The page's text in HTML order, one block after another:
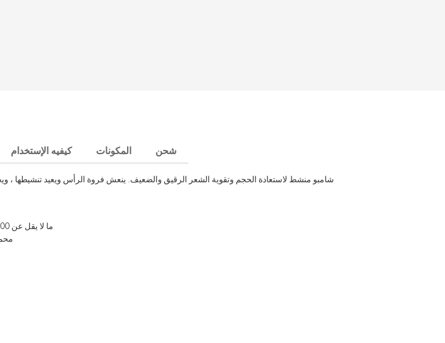
كيفيه الإستخدام المكونات شحن
شامبو منشط لاستعادة الحجم وتقوية الشعر الرقيق والضعيف. ينعش فروة الرأس ويعيد تنشيطها
ما لا يقل عن 3500 شعرة أخرى في مرحلة النمو في 8 أسابيع ، مما يزيد من كثافة الشعر
محمل